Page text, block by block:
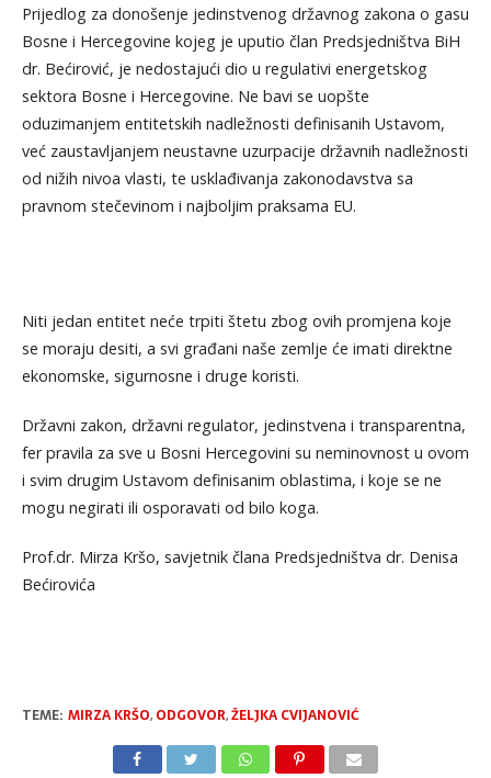
Prijedlog za donošenje jedinstvenog državnog zakona o gasu
Bosne i Hercegovine kojeg je uputio član Predsjedništva BiH
dr. Bećirović, je nedostajući dio u regulativi energetskog
sektora Bosne i Hercegovine. Ne bavi se uopšte
oduzimanjem entitetskih nadležnosti definisanih Ustavom,
već zaustavljanjem neustavne uzurpacije državnih nadležnosti
od nižih nivoa vlasti, te usklađivanja zakonodavstva sa
pravnom stečevinom i najboljim praksama EU.
Niti jedan entitet neće trpiti štetu zbog ovih promjena koje
se moraju desiti, a svi građani naše zemlje će imati direktne
ekonomske, sigurnosne i druge koristi.
Državni zakon, državni regulator, jedinstvena i transparentna,
fer pravila za sve u Bosni Hercegovini su neminovnost u ovom
i svim drugim Ustavom definisanim oblastima, i koje se ne
mogu negirati ili osporavati od bilo koga.
Prof.dr. Mirza Kršo, savjetnik člana Predsjedništva dr. Denisa
Bećirovića
TEME: MIRZA KRŠO, ODGOVOR,ŽELJKA CVIJANOVIĆ